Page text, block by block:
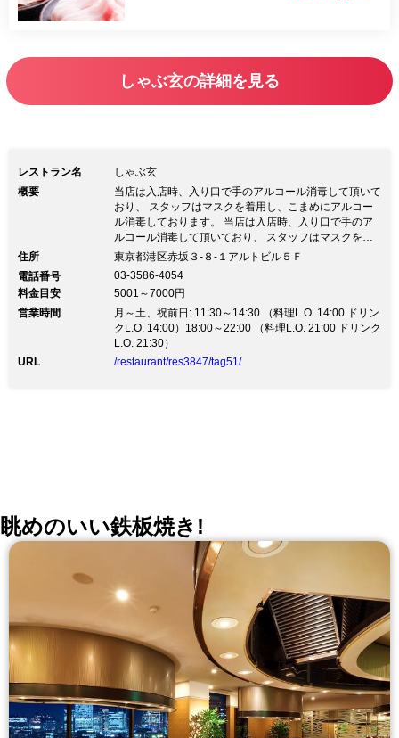
しゃぶ玄の詳細を見る
レストラン名
しゃぶ玄
概要
当店は入店時、入り口で手のアルコール消毒して頂いて
おり、 スタッフはマスクを着用し、こまめにアルコー
ル消毒しております。 当店は入店時、入り口で手のア
ルコール消毒して頂いており、 スタッフはマスクを着
用し、こまめにアルコール消毒しております。※ランチ
用時間を６０分とさせて頂く場合がございますので、ご
了承下さい。 現在、お客様の席間隔を空けてご案内を
しており、一人一鍋でのお食事になりますので、 色々
な面での心配はなく、しゃぶしゃぶをご堪能頂けます。
それに伴い、席間隔を空けてご案内しているため、ご来
店の制限もさせて頂いてますので、ご理解、ご了承のほ
住所
東京都港区赤坂３‐８‐１アルトビル５Ｆ
電話番号
03-3586-4054
料金目安
5001～7000円
営業時間
月～土、祝前日: 11:30～14:30 （料理L.O. 14:00 ドリン
クL.O. 14:00）18:00～22:00 （料理L.O. 21:00 ドリンク
L.O. 21:30）
URL
/restaurant/res3847/tag51/
眺めのいい鉄板焼き!